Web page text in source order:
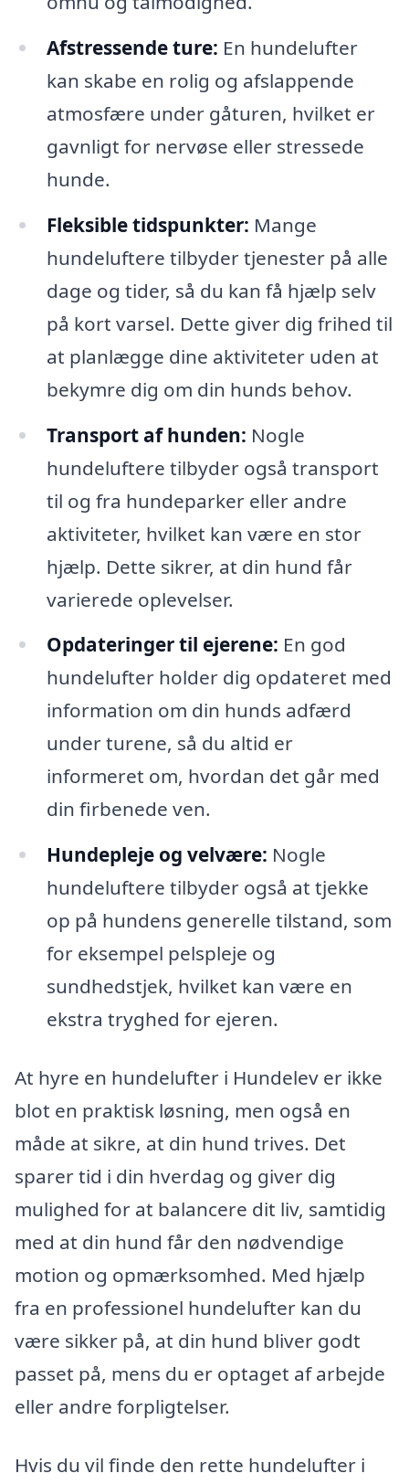
Afstressende ture: En hundelufter
kan skabe en rolig og afslappende
atmosfære under gåturen, hvilket er
gavnligt for nervøse eller stressede
hunde.
Fleksible tidspunkter: Mange
hundeluftere tilbyder tjenester på alle
dage og tider, så du kan få hjælp selv
på kort varsel. Dette giver dig frihed til
at planlægge dine aktiviteter uden at
bekymre dig om din hunds behov.
Transport af hunden: Nogle
hundeluftere tilbyder også transport
til og fra hundeparker eller andre
aktiviteter, hvilket kan være en stor
hjælp. Dette sikrer, at din hund får
varierede oplevelser.
Opdateringer til ejerene: En god
hundelufter holder dig opdateret med
information om din hunds adfærd
under turene, så du altid er
informeret om, hvordan det går med
din firbenede ven.
Hundepleje og velvære: Nogle
hundeluftere tilbyder også at tjekke
op på hundens generelle tilstand, som
for eksempel pelspleje og
sundhedstjek, hvilket kan være en
ekstra tryghed for ejeren.
At hyre en hundelufter i Hundelev er ikke
blot en praktisk løsning, men også en
måde at sikre, at din hund trives. Det
sparer tid i din hverdag og giver dig
mulighed for at balancere dit liv, samtidig
med at din hund får den nødvendige
motion og opmærksomhed. Med hjælp
fra en professionel hundelufter kan du
være sikker på, at din hund bliver godt
passet på, mens du er optaget af arbejde
eller andre forpligtelser.
Hvis du vil finde den rette hundelufter i